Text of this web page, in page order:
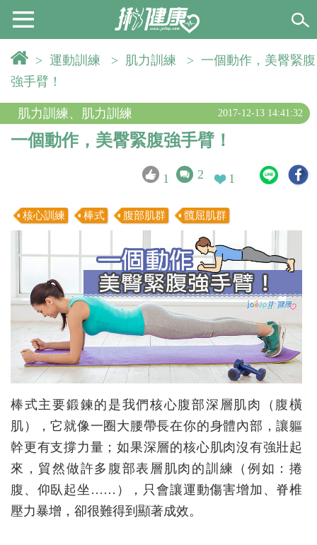
> 運動訓練 > 肌力訓練 > 一個動作，美臀緊腹
強手臂！
肌力訓練、 肌力訓練 2017-12-13 14:41:32
一個動作，美臀緊腹強手臂！
1 2 1
核心訓練 棒式 腹部肌群 髖屈肌群
棒式主要鍛鍊的是我們核心腹部深層肌肉（腹橫
肌），它就像一圈大腰帶長在你的身體內部，讓軀
幹更有支撐力量；如果深層的核心肌肉沒有強壯起
來，貿然做許多腹部表層肌肉的訓練（例如：捲
腹、仰臥起坐……），只會讓運動傷害增加、脊椎
壓力暴增，卻很難得到顯著成效。